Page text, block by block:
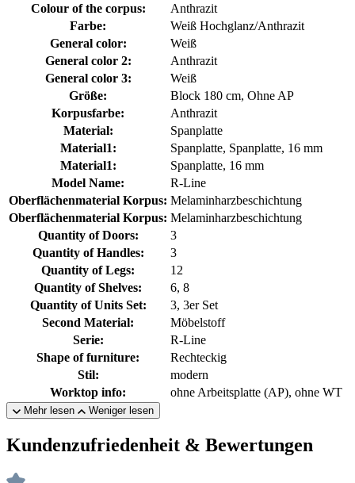
Colour of the corpus:
Anthrazit
Farbe:
Weiß Hochglanz/Anthrazit
General color:
Weiß
General color 2:
Anthrazit
General color 3:
Weiß
Größe:
Block 180 cm, Ohne AP
Korpusfarbe:
Anthrazit
Material:
Spanplatte
Material1:
Spanplatte, Spanplatte, 16 mm
Material1:
Spanplatte, 16 mm
Model Name:
R-Line
Oberflächenmaterial Korpus: Melaminharzbeschichtung
Oberflächenmaterial Korpus: Melaminharzbeschichtung
Quantity of Doors:
3
Quantity of Handles:
3
Quantity of Legs:
12
Quantity of Shelves:
6, 8
Quantity of Units Set:
3, 3er Set
Second Material:
Möbelstoff
Serie:
R-Line
Shape of furniture:
Rechteckig
Stil:
modern
Worktop info:
ohne Arbeitsplatte (AP), ohne WT
Mehr lesen Weniger lesen
Kundenzufriedenheit & Bewertungen